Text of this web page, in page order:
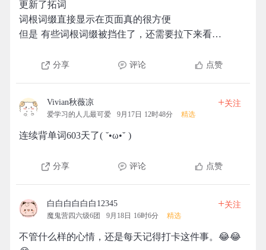
更新了拓词
词根词缀直接显示在页面真的很方便
但是 有些词根词缀被挡住了，还需要拉下来看…
分享 评论 点赞
Vivian秋薇凉
爱学习的人儿最可爱 9月17日 12时48分 精选
+关注
连续背单词603天了( ˘•ω•˘ )
分享 评论 点赞
白白白白白白12345
魔鬼营四六级6团 9月18日 16时6分 精选
+关注
不管什么样的心情，还是每天记得打卡这件事。😂😂